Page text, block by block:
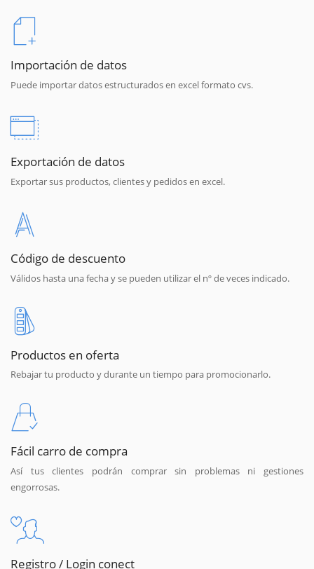
Importación de datos
Puede importar datos estructurados en excel formato cvs.
Exportación de datos
Exportar sus productos, clientes y pedidos en excel.
Código de descuento
Válidos hasta una fecha y se pueden utilizar el nº de veces indicado.
Productos en oferta
Rebajar tu producto y durante un tiempo para promocionarlo.
Fácil carro de compra
Así tus clientes podrán comprar sin problemas ni gestiones
engorrosas.
Registro / Login conect